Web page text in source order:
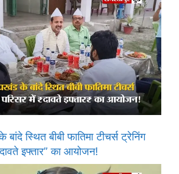
स्थित बीबी फातिमा टीचर्स ट्रेनिंग
इफ्तार” का आयोजन!